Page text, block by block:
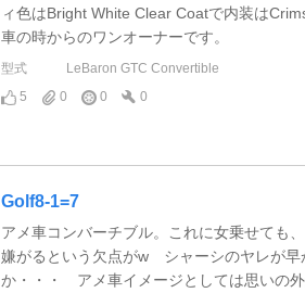
ィ色はBright White Clear Coatで内装は
車の時からのワンオーナーです。
型式
LeBaron GTC Convertible
5
0 0 0
Golf8-1=7
アメ車コンバーチブル。これに女乗せても
嫌がるという欠点がw シャーシのヤレが早
か・・・ アメ車イメージとしては思いの